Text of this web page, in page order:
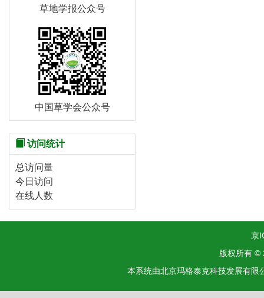
草地学报公众号
中国草学会公众号
访问统计
总访问量
今日访问
在线人数
京
版权所有 ©
本系统由北京玛格泰克科技发展有